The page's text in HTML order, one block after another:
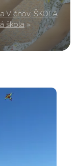
Vlčnov, ŠKOLA
škola »